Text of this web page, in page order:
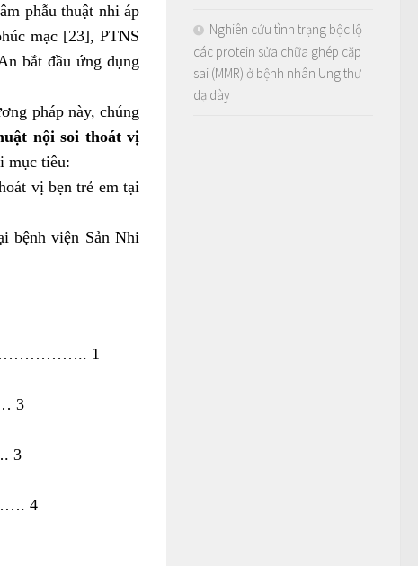
phẫu thuật nhi áp
mạc [23], PTNS
bắt đầu ứng dụng
pháp này, chúng
nội soi thoát vị
mục tiêu:
vị bẹn trẻ em tại
bệnh viện Sản Nhi
1
3
3
4
Nghiên cứu tình trạng bộc lộ
các protein sửa chữa ghép cặp
sai (MMR) ở bệnh nhân Ung thư
dạ dày